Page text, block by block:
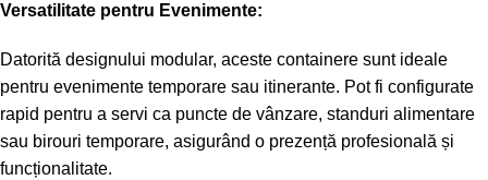
Versatilitate pentru Evenimente:
Datorită designului modular, aceste containere sunt ideale
pentru evenimente temporare sau itinerante. Pot fi configurate
rapid pentru a servi ca puncte de vânzare, standuri alimentare
sau birouri temporare, asigurând o prezență profesională și
funcționalitate.